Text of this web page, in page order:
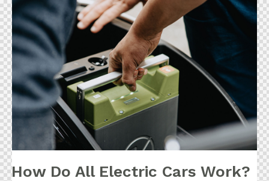
How Do All Electric Cars Work?